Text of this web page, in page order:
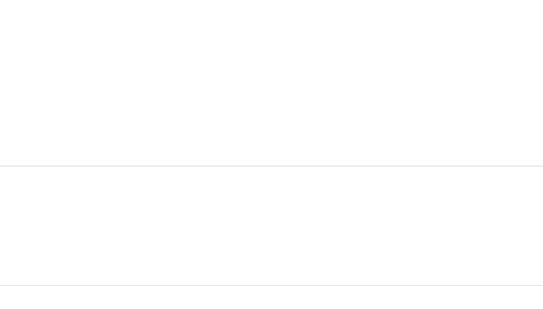
’을 통해 의사를 주고받으며 심장을 적출함으로써 반(半 )불사의 몸이 되
한 활용하여 독자의 흥미를 돋운다. 물을 두려워하는 특성을 가진 레콘의
하는 나가들은 ‘니름도 안 된다(말도 안 된다)’, ‘니름 잘라먹지 마라(말
체의 욕구로 인해 탄생한 이 군령자는 항시 ‘더 이상 전령하지 않고 죽
는 단체는 작품 속에서 길을 정비하는 대신 통행세를 받는 이들로서, 돈
그 철저한 규정으로 인해 인간 전체의 적조차도 돈을 지불하기만 하면